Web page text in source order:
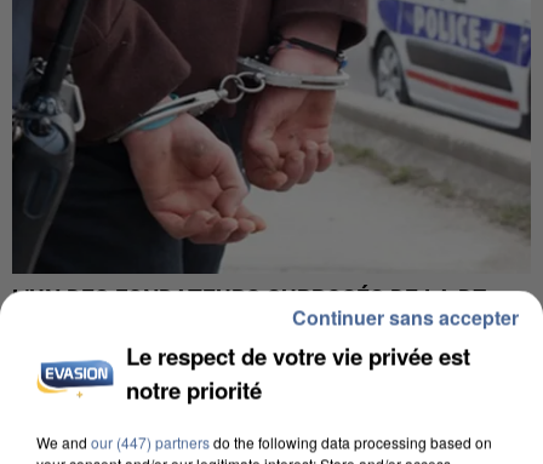
L’UN DES FONDATEURS SUPPOSÉS DE LA DZ
MAFIA INTERPELLÉ EN ALGÉRIE
Le respect de votre vie privée est
notre priorité
We and our (447) partnersdo the following data processing based on
Continuer sans accepter